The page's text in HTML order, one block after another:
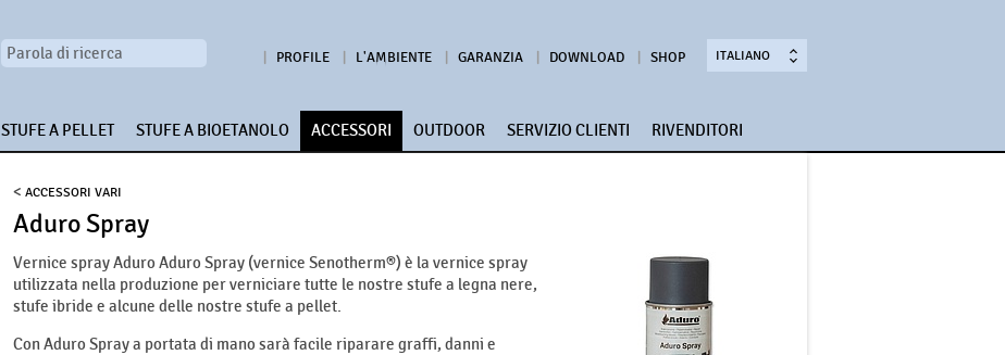
ITALIANO
PROFILE L'AMBIENTE GARANZIA DOWNLOAD SHOP
STUFE A PELLET STUFE A BIOETANOLO ACCESSORI OUTDOOR SERVIZIO CLIENTI RIVENDITORI
< ACCESSORI VARI
Aduro Spray
Vernice spray Aduro Aduro Spray (vernice Senotherm®) è la vernice spray
utilizzata nella produzione per verniciare tutte le nostre stufe a legna nere,
stufe ibride e alcune delle nostre stufe a pellet.
Con Aduro Spray a portata di mano sarà facile riparare graffi, danni e